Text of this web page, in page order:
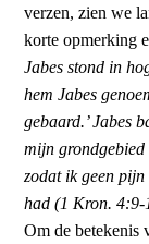
verzen, zien we
korte opmerking
Jabes stond in
hem Jabes
gebaard.’ Jabes
mijn grondgebied
zodat ik geen
had (1 Kron. 4:9-
Om de betekenis